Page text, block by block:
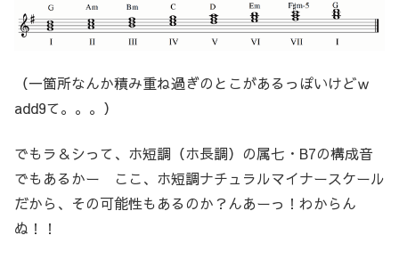
（一箇所なんか積み重ね過ぎのとこがあるっぽいけどｗ
add9て。。。）
でもラ＆シって、ホ短調（ホ長調）の属七・B7の構成音
でもあるかー ここ、ホ短調ナチュラルマイナースケール
だから、その可能性もあるのか？んあーっ！わからん
ぬ！！